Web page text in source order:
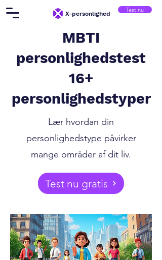
X-personlighed
Test nu
MBTI
personlighedstest
16+
personlighedstyper
Lær hvordan din
personlighedstype påvirker
mange områder af dit liv.
Test nu gratis